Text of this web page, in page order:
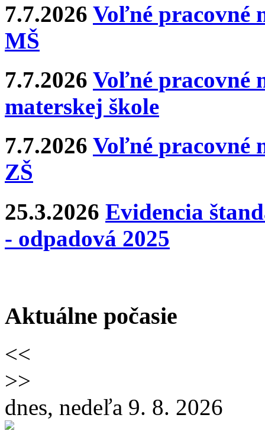
7.7.2026 Voľné pracovné
MŠ
7.7.2026 Voľné pracovné
materskej škole
7.7.2026 Voľné pracovné
ZŠ
25.3.2026 Evidencia
- odpadová 2025
Aktuálne počasie
<<
>>
dnes, nedeľa 9. 8. 2026